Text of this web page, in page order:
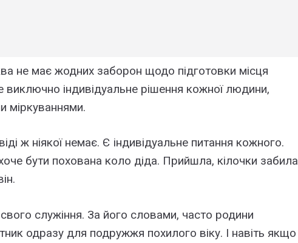
не має жодних заборон щодо підготовки місця
виключно індивідуальне рішення кожної людини,
міркуваннями.
ж ніякої немає. Є індивідуальне питання кожного.
бути похована коло діда. Прийшла, кілочки забила
свого служіння. За його словами, часто родини
одразу для подружжя похилого віку. І навіть якщо